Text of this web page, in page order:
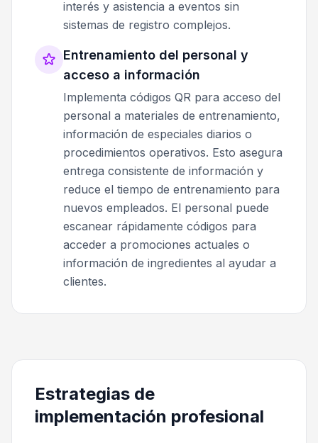
interés y asistencia a eventos sin
sistemas de registro complejos.
Entrenamiento del personal y
acceso a información
Implementa códigos QR para acceso del
personal a materiales de entrenamiento,
información de especiales diarios o
procedimientos operativos. Esto asegura
entrega consistente de información y
reduce el tiempo de entrenamiento para
nuevos empleados. El personal puede
escanear rápidamente códigos para
acceder a promociones actuales o
información de ingredientes al ayudar a
clientes.
Estrategias de
implementación profesional